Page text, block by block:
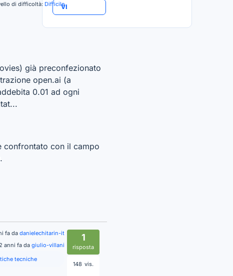
di difficoltà: Difficile
già preconfezionato
open.ai (a
0.01 ad ogni
confrontato con il campo
1
risposta
148 vis.
fa da danielechitarin-it
anni fa da giulio-villani
tecniche
VEDI TUTTO